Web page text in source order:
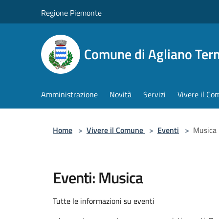
Regione Piemonte
Comune di Agliano
Amministrazione Novità Servizi Vivere il
Home > Vivere il Comune > Eventi > Musica
Eventi: Musica
Tutte le informazioni su eventi